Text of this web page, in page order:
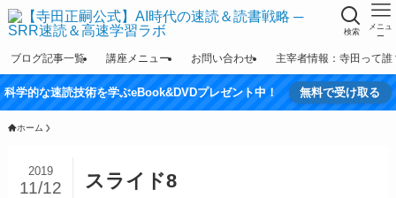
検索
メニュ
ー
ブログ記事一覧 講座メニュー お問い合わせ 主宰者情報：寺田って誰
科学的な速読技術を学ぶeBook&DVDプレゼント中！ 無料で受け取る
ホーム
スライド8
2019
11/12